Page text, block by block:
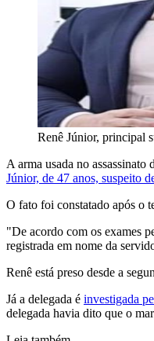
Renê Júnior, principal
A arma usada no
Júnior, de 47 anos, suspeito
O fato foi constatado após o
"De acordo com os exames
registrada em nome da
Renê está preso desde a
Já a delegada é investigada
delegada havia dito que o